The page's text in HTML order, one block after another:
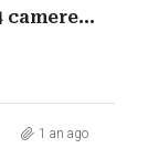
Centru Istoric | Oportunitate! 4 camere | Locație și Istorie
1 an ago